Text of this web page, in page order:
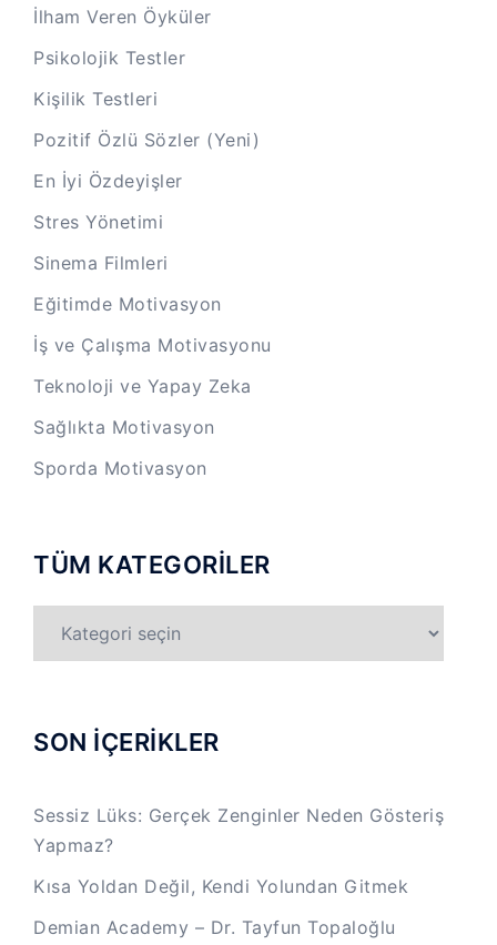
İlham Veren Öyküler
Psikolojik Testler
Kişilik Testleri
Pozitif Özlü Sözler (Yeni)
En İyi Özdeyişler
Stres Yönetimi
Sinema Filmleri
Eğitimde Motivasyon
İş ve Çalışma Motivasyonu
Teknoloji ve Yapay Zeka
Sağlıkta Motivasyon
Sporda Motivasyon
TÜM KATEGORİLER
KATEGORİLER
SON İÇERİKLER
Sessiz Lüks: Gerçek Zenginler Neden Gösteriş
Yapmaz?
Kısa Yoldan Değil, Kendi Yolundan Gitmek
Demian Academy – Dr. Tayfun Topaloğlu